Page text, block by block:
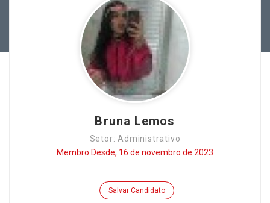
Bruna Lemos
Setor: Administrativo
Membro Desde, 16 de novembro de 2023
Salvar Candidato